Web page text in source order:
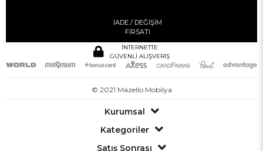
İADE / DEĞİŞİM
FIRSATI
İNTERNETTE
GÜVENLİ ALIŞVERİŞ
© 2021 Mazello Mobilya
Kurumsal
Kategoriler
Satış Sonrası